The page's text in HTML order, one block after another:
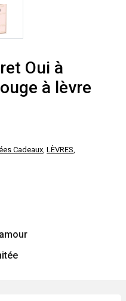
Oui à
à lèvre
Cadeaux, LÈVRES,